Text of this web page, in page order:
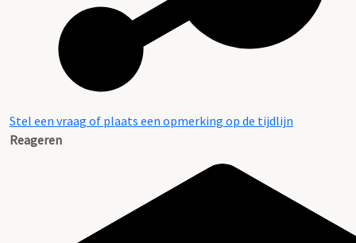
Stel een vraag of plaats een opmerking op de tijdlijn
Reageren